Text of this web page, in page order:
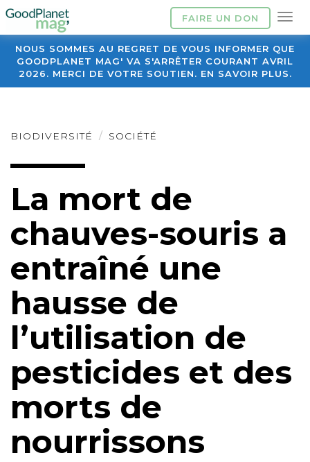
FAIRE UN DON
NOUS SOMMES AU REGRET DE VOUS INFORMER QUE
GOODPLANET MAG' VA S'ARRÊTER COURANT AVRIL
2026. MERCI DE VOTRE SOUTIEN. EN SAVOIR PLUS.
BIODIVERSITÉ SOCIÉTÉ
La mort de
chauves-souris a
entraîné une
hausse de
l’utilisation de
pesticides et des
morts de
nourrissons